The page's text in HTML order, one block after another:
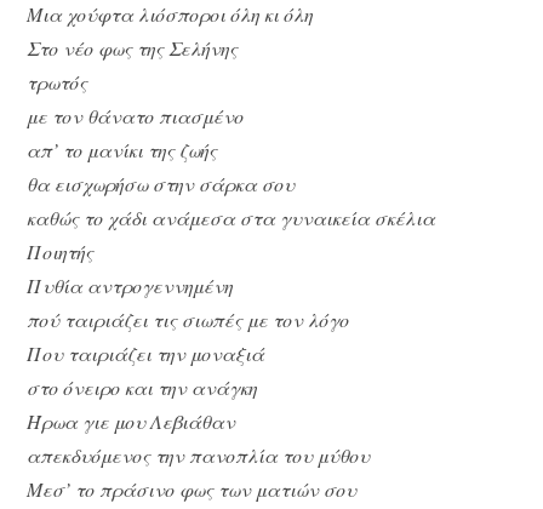
Μια χούφτα λιόσποροι όλη κι όλη
Στο νέο φως της Σελήνης
τρωτός
με τον θάνατο πιασμένο
απ’ το μανίκι της ζωής
θα εισχωρήσω στην σάρκα σου
καθώς το χάδι ανάμεσα στα γυναικεία σκέλια
Ποιητής
Πυθία αντρογεννημένη
πού ταιριάζει τις σιωπές με τον λόγο
Που ταιριάζει την μοναξιά
στο όνειρο και την ανάγκη
Ήρωα γιε μου Λεβιάθαν
απεκδυόμενος την πανοπλία του μύθου
Μεσ’ το πράσινο φως των ματιών σου